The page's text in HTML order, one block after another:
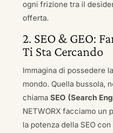
ogni frizione tra il
offerta.
2. SEO & GEO:
Ti Sta Cercando
Immagina di possedere
mondo. Quella bussola,
chiama SEO (Search
NETWORX facciamo un
la potenza della SEO